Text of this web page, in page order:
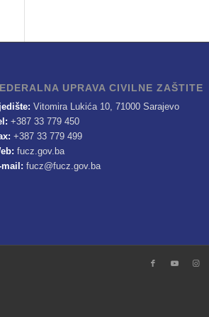
UPRAVA CIVILNE ZAŠTITE
Vitomira Lukića 10, 71000 Sarajevo
+387 33 779 450
+387 33 779 499
fucz.gov.ba
mail: fucz@fucz.gov.ba